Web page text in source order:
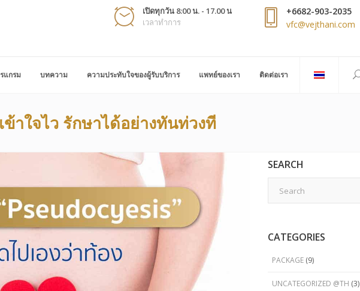
เปิดทุกวัน 8:00 น. - 17.00 น
เวลาทำการ
+6682-903-2035
vfc@vejthani.com
แกรม บทความ ความประทับใจของผู้รับบริการ แพทย์ของเรา ติดต่อเรา
าใจไว รักษาได้อย่างทันท่วงที
SEARCH
CATEGORIES
PACKAGE (9)
UNCATEGORIZED @TH (3)